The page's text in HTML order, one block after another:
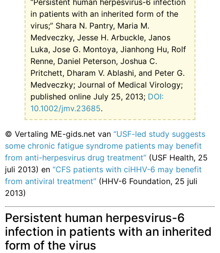
“Persistent human herpesvirus-6 infection
in patients with an inherited form of the
virus;” Shara N. Pantry, Maria M.
Medveczky, Jesse H. Arbuckle, Janos
Luka, Jose G. Montoya, Jianhong Hu, Rolf
Renne, Daniel Peterson, Joshua C.
Pritchett, Dharam V. Ablashi, and Peter G.
Medveczky; Journal of Medical Virology;
published online July 25, 2013; DOI:
10.1002/jmv.23685.
© Vertaling ME-gids.net van “USF-led study suggests
some chronic fatigue syndrome patients may benefit
from anti-herpesvirus drug treatment” (USF Health, 25
juli 2013) en “CFS patients with ciHHV-6 may benefit
from antiviral treatment” (HHV-6 Foundation, 25 juli
2013)
Persistent human herpesvirus-6
infection in patients with an inherited
form of the virus